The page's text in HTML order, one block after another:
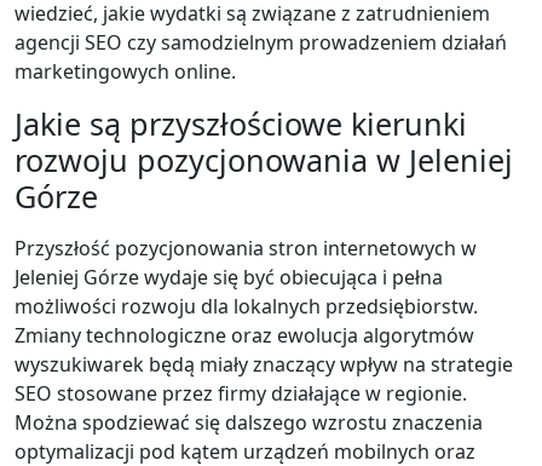
wiedzieć, jakie wydatki są związane z zatrudnieniem
agencji SEO czy samodzielnym prowadzeniem działań
marketingowych online.
Jakie są przyszłościowe kierunki
rozwoju pozycjonowania w Jeleniej
Górze
Przyszłość pozycjonowania stron internetowych w
Jeleniej Górze wydaje się być obiecująca i pełna
możliwości rozwoju dla lokalnych przedsiębiorstw.
Zmiany technologiczne oraz ewolucja algorytmów
wyszukiwarek będą miały znaczący wpływ na strategie
SEO stosowane przez firmy działające w regionie.
Można spodziewać się dalszego wzrostu znaczenia
optymalizacji pod kątem urządzeń mobilnych oraz